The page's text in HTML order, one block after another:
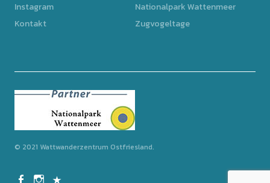
Instagram
Kontakt
Nationalpark Wattenmeer
Zugvogeltage
© 2021 Wattwanderzentrum Ostfriesland